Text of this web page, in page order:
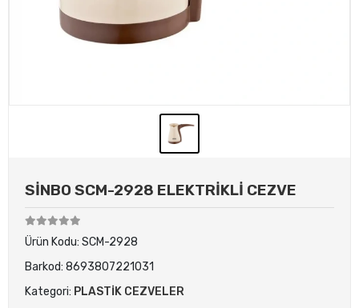
SİNBO SCM-2928 ELEKTRİKLİ CEZVE
Ürün Kodu: SCM-2928
Barkod: 8693807221031
Kategori: PLASTİK CEZVELER